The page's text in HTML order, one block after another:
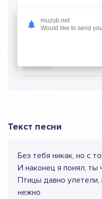
Слушать
Текст песни
Без тебя никак, но с
И наконец я понял, ты
Птицы давно улетели,
нежно
muzub.net
Would like to send